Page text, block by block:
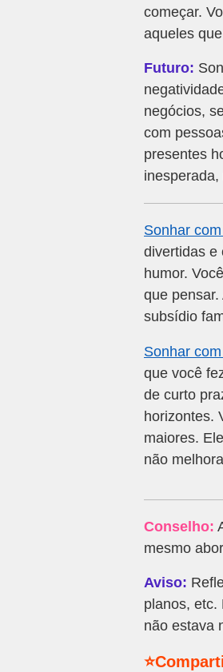
começar.
aqueles
Futuro:
negócios,
com
presentes
Sonhar
divertidas e
humor.
que
subsídio
Sonhar
que você
de curto
horizontes.
maiores.
não
Conselho:
mesmo
Aviso:
planos, etc.
não estava